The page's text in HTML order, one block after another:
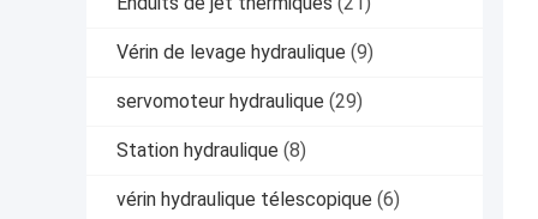
Vérin de levage hydraulique (9)
servomoteur hydraulique (29)
Station hydraulique (8)
vérin hydraulique télescopique (6)